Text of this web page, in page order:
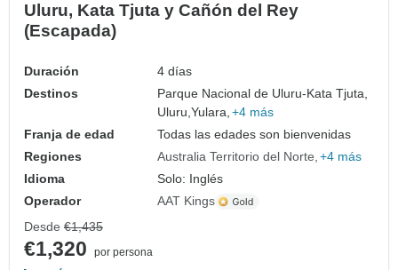
Uluru, Kata Tjuta y Cañón del Rey
(Escapada)
Duración
4 días
Destinos
Parque Nacional de Uluru-Kata Tjuta,
Uluru,Yulara, +4 más
Franja de edad
Todas las edades son bienvenidas
Regiones
Australia Territorio del Norte +4 más
Idioma
Solo: Inglés
Operador
AAT Kings
Desde €1,435
€1,320
por persona